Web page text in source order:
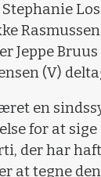
Jeppe
(V)
en
for at
der har
at tegne